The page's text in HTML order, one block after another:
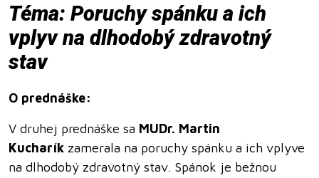
Téma: Poruchy spánku a ich
vplyv na dlhodobý zdravotný
stav
O prednáške:
V druhej prednáške sa MUDr. Martin
Kucharík zamerala na poruchy spánku a ich vplyve
na dlhodobý zdravotný stav. Spánok je bežnou